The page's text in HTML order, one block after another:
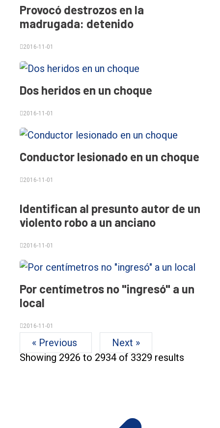
Provocó destrozos en la
madrugada: detenido
2016-11-01
Dos heridos en un choque
2016-11-01
Conductor lesionado en un choque
2016-11-01
Identifican al presunto autor de un
violento robo a un anciano
2016-11-01
Por centímetros no "ingresó" a un
local
2016-11-01
« Previous
Next »
Showing 2926 to 2934 of 3329 results